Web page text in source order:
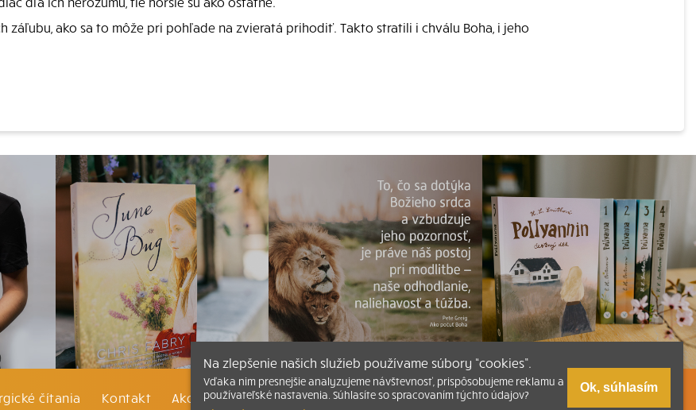
záľubu, ako sa to môže pri pohľade na zvieratá prihodiť. Takto stratili i chválu Boha, i jeho
čítania Kontakt Ako čítať bibliu Katechizmus Tlačená verzia Písma
Na zlepšenie našich služieb používame súbory “cookies”.
Vďaka nim presnejšie analyzujeme návštevnosť, prispôsobujeme reklamu a
používateľské nastavenia. Súhlasíte so spracovaním týchto údajov?
Ok, súhlasím